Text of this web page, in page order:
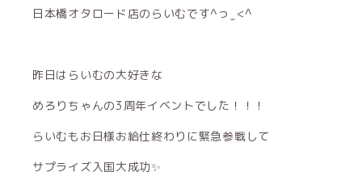
日本橋オタロード店のらいむです^っ ̫ <^
昨日はらいむの大好きな
めろりちゃんの3周年イベントでした！！！
らいむもお日様お給仕終わりに緊急参戦して
サプライズ入国大成功✨️